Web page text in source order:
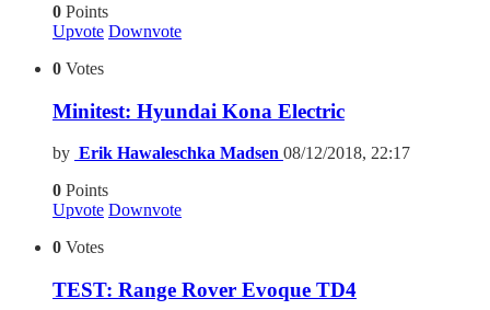
0 Points
Upvote Downvote
0 Votes
Minitest: Hyundai Kona Electric
by Erik Hawaleschka Madsen 08/12/2018, 22:17
0 Points
Upvote Downvote
0 Votes
TEST: Range Rover Evoque TD4